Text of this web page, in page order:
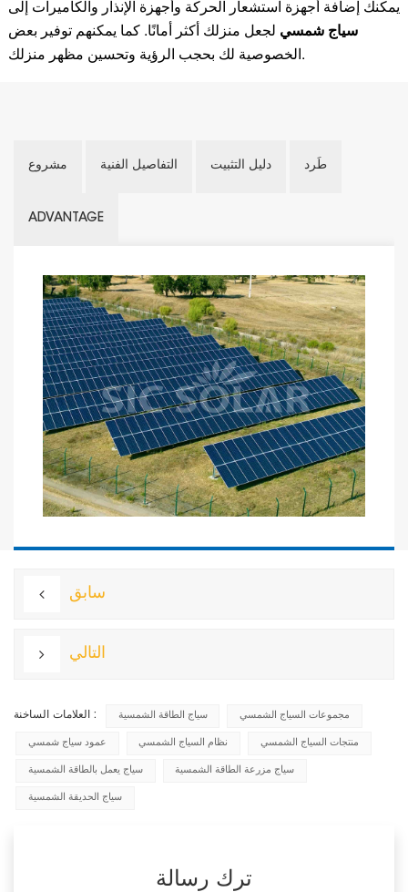
يمكنك إضافة أجهزة استشعار الحركة وأجهزة الإنذار والكاميرات إلى
سياج شمسي لجعل منزلك أكثر أمانًا. كما يمكنهم توفير بعض
الخصوصية لك بحجب الرؤية وتحسين مظهر منزلك.
مشروع التفاصيل الفنية دليل التثبيت طَرد
ADVANTAGE
سابق
التالي
العلامات الساخنة : سياج الطاقة الشمسية مجموعات السياج الشمسي
عمود سياج شمسي نظام السياج الشمسي منتجات السياج الشمسي
سياج يعمل بالطاقة الشمسية سياج مزرعة الطاقة الشمسية
سياج الحديقة الشمسية
ترك رسالة